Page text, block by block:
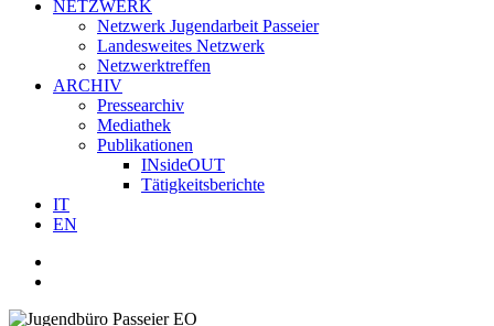
NETZWERK
Netzwerk Jugendarbeit Passeier
Landesweites Netzwerk
Netzwerktreffen
ARCHIV
Pressearchiv
Mediathek
Publikationen
INsideOUT
Tätigkeitsberichte
IT
EN